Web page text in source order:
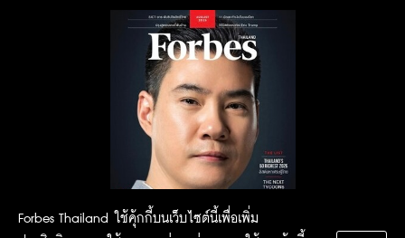
Forbes Thailand ใช้คุ้กกี้บนเว็บไซต์นี้เพื่อเพิ่ม